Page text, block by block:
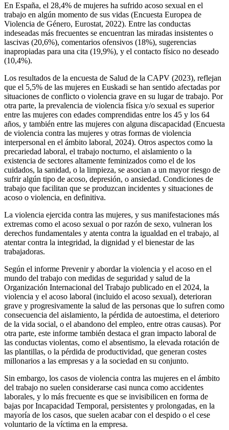
En España, el 28,4% de mujeres ha sufrido acoso sexual en el
trabajo en algún momento de sus vidas (Encuesta Europea de
Violencia de Género, Eurostat, 2022). Entre las conductas
indeseadas más frecuentes se encuentran las miradas insistentes o
lascivas (20,6%), comentarios ofensivos (18%), sugerencias
inapropiadas para una cita (19,9%), y el contacto físico no deseado
(10,4%).
Los resultados de la encuesta de Salud de la CAPV (2023), reflejan
que el 5,5% de las mujeres en Euskadi se han sentido afectadas por
situaciones de conflicto o violencia grave en su lugar de trabajo. Por
otra parte, la prevalencia de violencia física y/o sexual es superior
entre las mujeres con edades comprendidas entre los 45 y los 64
años, y también entre las mujeres con alguna discapacidad (Encuesta
de violencia contra las mujeres y otras formas de violencia
interpersonal en el ámbito laboral, 2024). Otros aspectos como la
precariedad laboral, el trabajo nocturno, el aislamiento o la
existencia de sectores altamente feminizados como el de los
cuidados, la sanidad, o la limpieza, se asocian a un mayor riesgo de
sufrir algún tipo de acoso, depresión, o ansiedad. Condiciones de
trabajo que facilitan que se produzcan incidentes y situaciones de
acoso o violencia, en definitiva.
La violencia ejercida contra las mujeres, y sus manifestaciones más
extremas como el acoso sexual o por razón de sexo, vulneran los
derechos fundamentales y atenta contra la igualdad en el trabajo, al
atentar contra la integridad, la dignidad y el bienestar de las
trabajadoras.
Según el informe Prevenir y abordar la violencia y el acoso en el
mundo del trabajo con medidas de seguridad y salud de la
Organización Internacional del Trabajo publicado en el 2024, la
violencia y el acoso laboral (incluido el acoso sexual), deterioran
grave y progresivamente la salud de las personas que lo sufren como
consecuencia del aislamiento, la pérdida de autoestima, el deterioro
de la vida social, o el abandono del empleo, entre otras causas). Por
otra parte, este informe también destaca el gran impacto laboral de
las conductas violentas, como el absentismo, la elevada rotación de
las plantillas, o la pérdida de productividad, que generan costes
millonarios a las empresas y a la sociedad en su conjunto.
Sin embargo, los casos de violencia contra las mujeres en el ámbito
del trabajo no suelen considerarse casi nunca como accidentes
laborales, y lo más frecuente es que se invisibilicen en forma de
bajas por Incapacidad Temporal, persistentes y prolongadas, en la
mayoría de los casos, que suelen acabar con el despido o el cese
voluntario de la víctima en la empresa.